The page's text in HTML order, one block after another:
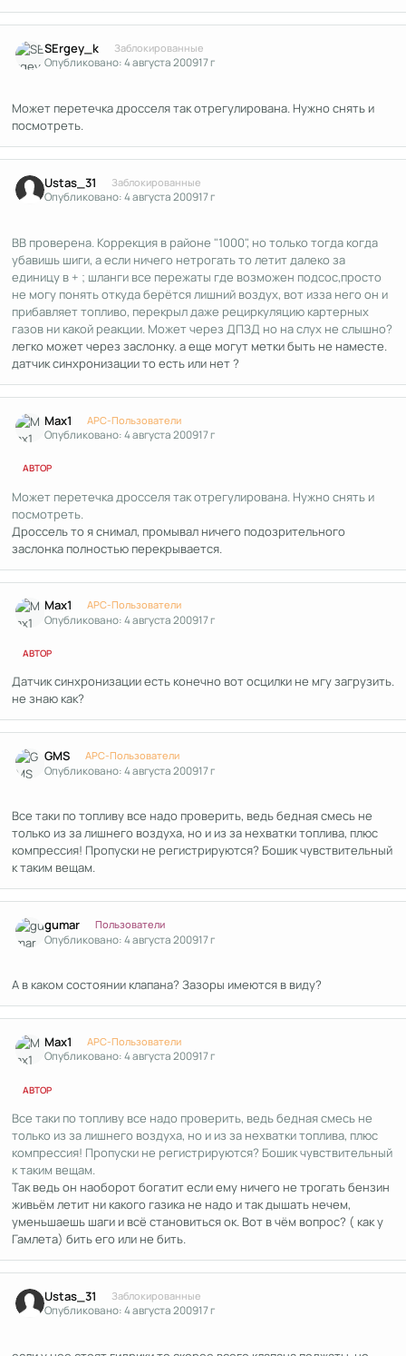
SErgey_k Заблокированные
Опубликовано:4 августа 200917 г
Может перетечка дросселя так отрегулирована. Нужно снять и
посмотреть.
Ustas_31 Заблокированные
Опубликовано:4 августа 200917 г
ВВ проверена. Коррекция в районе "1000", но только тогда когда
убавишь шиги, а если ничего нетрогать то летит далеко за
единицу в + ; шланги все пережаты где возможен подсос,просто
не могу понять откуда берётся лишний воздух, вот изза него он и
прибавляет топливо, перекрыл даже рециркуляцию картерных
газов ни какой реакции. Может через ДПЗД но на слух не слышно?
легко может через заслонку. а еще могут метки быть не наместе.
датчик синхронизации то есть или нет ?
Max1 APC-Пользователи
Опубликовано:4 августа 200917 г
АВТОР
Может перетечка дросселя так отрегулирована. Нужно снять и
посмотреть.
Дроссель то я снимал, промывал ничего подозрительного
заслонка полностью перекрывается.
Max1 APC-Пользователи
Опубликовано:4 августа 200917 г
АВТОР
Датчик синхронизации есть конечно вот осцилки не мгу загрузить.
не знаю как?
GMS APC-Пользователи
Опубликовано:4 августа 200917 г
Все таки по топливу все надо проверить, ведь бедная смесь не
только из за лишнего воздуха, но и из за нехватки топлива, плюс
компрессия! Пропуски не регистрируются? Бошик чувствительный
к таким вещам.
gumar Пользователи
Опубликовано:4 августа 200917 г
А в каком состоянии клапана? Зазоры имеются в виду?
Max1 APC-Пользователи
Опубликовано:4 августа 200917 г
АВТОР
Все таки по топливу все надо проверить, ведь бедная смесь не
только из за лишнего воздуха, но и из за нехватки топлива, плюс
компрессия! Пропуски не регистрируются? Бошик чувствительный
к таким вещам.
Так ведь он наоборот богатит если ему ничего не трогать бензин
живьём летит ни какого газика не надо и так дышать нечем,
уменьшаешь шаги и всё становиться ок. Вот в чём вопрос? ( как у
Гамлета) бить его или не бить.
Ustas_31 Заблокированные
Опубликовано:4 августа 200917 г